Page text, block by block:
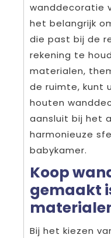
wanddecoratie
het belangrijk
die past bij de
rekening te
materialen,
de ruimte, kunt
houten
aansluit bij het
harmonieuze
babykamer.
Koop
gemaakt
Bij het kiezen